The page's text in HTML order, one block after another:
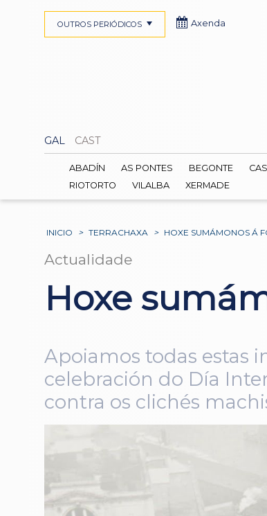
GAL CAST
OUTROS PERIÓDICOS Axenda
ABADÍN AS PONTES BEGONTE
RIOTORTO
VILALBA XERMADE
INICIO > TERRACHAXA > HOXE SUMÁMONOS Á
Actualidade
Hoxe
Apoiamos todas estas
celebración do Día
contra os clichés